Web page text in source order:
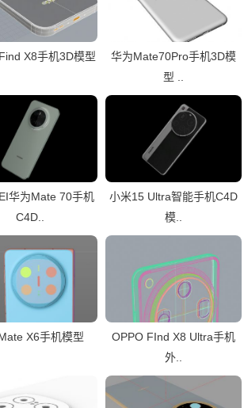
X8手机3D模型
华为Mate70Pro手机3D模
型 ..
华为Mate 70手机
C4D..
小米15 Ultra智能手机C4D
模..
X6手机模型
OPPO FInd X8 Ultra手机
外..